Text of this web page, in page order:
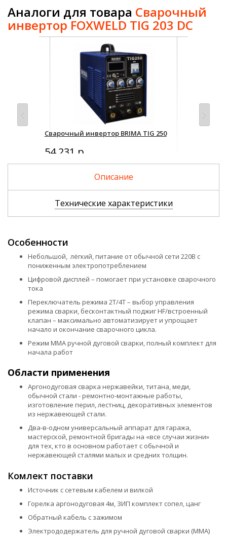
Аналоги для товара Сварочный
инвертор FOXWELD TIG 203 DC
Сварочный инвертор BRIMA TIG 250
54 231 р.
Описание
Технические характеристики
Особенности
Небольшой, лёгкий, питание от обычной сети 220В с
пониженным электропотреблением
Цифровой дисплей – помогает при установке сварочного
тока
Переключатель режима 2T/4T – выбор управления
режима сварки, бесконтактный поджиг HF/встроенный
клапан – максимально автоматизирует и упрощает
начало и окончание сварочного цикла.
Режим ММА ручной дуговой сварки, полный комплект для
начала работ
Области применения
Аргонодуговая сварка нержавейки, титана, меди,
обычной стали - ремонтно-монтажные работы,
изготовление перил, лестниц, декоративных элементов
из нержавеющей стали.
Два-в-одном универсальный аппарат для гаража,
мастерской, ремонтной бригады на «все случаи жизни»
для тех, кто в основном работает с обычной и
нержавеющей сталями малых и средних толщин.
Комлект поставки
Источник с сетевым кабелем и вилкой
Горелка аргонодуговая 4м, ЗИП комплект сопел, цанг
Обратный кабель с зажимом
Электрододержатель для ручной дуговой сварки (ММА)